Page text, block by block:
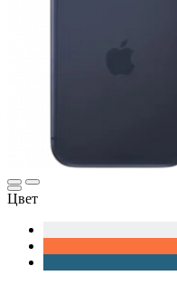
Цвет